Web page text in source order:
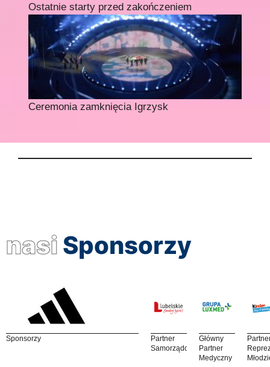
Ostatnie starty przed zakończeniem
Ceremonia zamknięcia Igrzysk
nasi Sponsorzy
Sponsorzy
Partner
Samorządowy
Główny
Partner
Medyczny